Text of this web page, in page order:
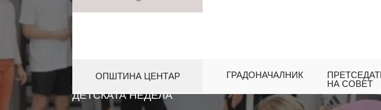
ОПШТИНА ЦЕНТАР ГРАДОНАЧАЛНИК
НА СОВЕТ
HOME АКТИВНОСТИ СПОРТ И МЛАДИ
ВО
ДЕТСКАТА НЕДЕЛА